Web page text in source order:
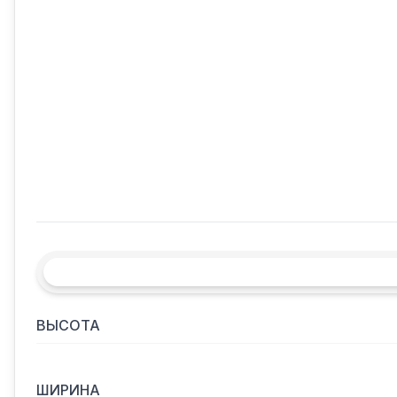
ВЫСОТА
ШИРИНА